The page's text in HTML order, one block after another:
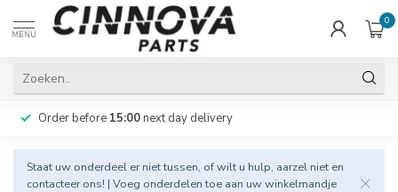
MENU
0
Order before 15:00next day delivery
Staat uw onderdeel er niet tussen, of wilt u hulp, aarzel niet en
contacteer ons! | Voeg onderdelen toe aan uw winkelmandje